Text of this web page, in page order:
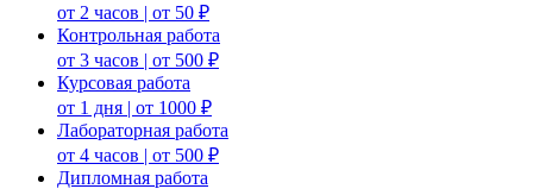
от 2 часов | от 50 ₽
Контрольная работа
от 3 часов | от 500 ₽
Курсовая работа
от 1 дня | от 1000 ₽
Лабораторная работа
от 4 часов | от 500 ₽
Дипломная работа